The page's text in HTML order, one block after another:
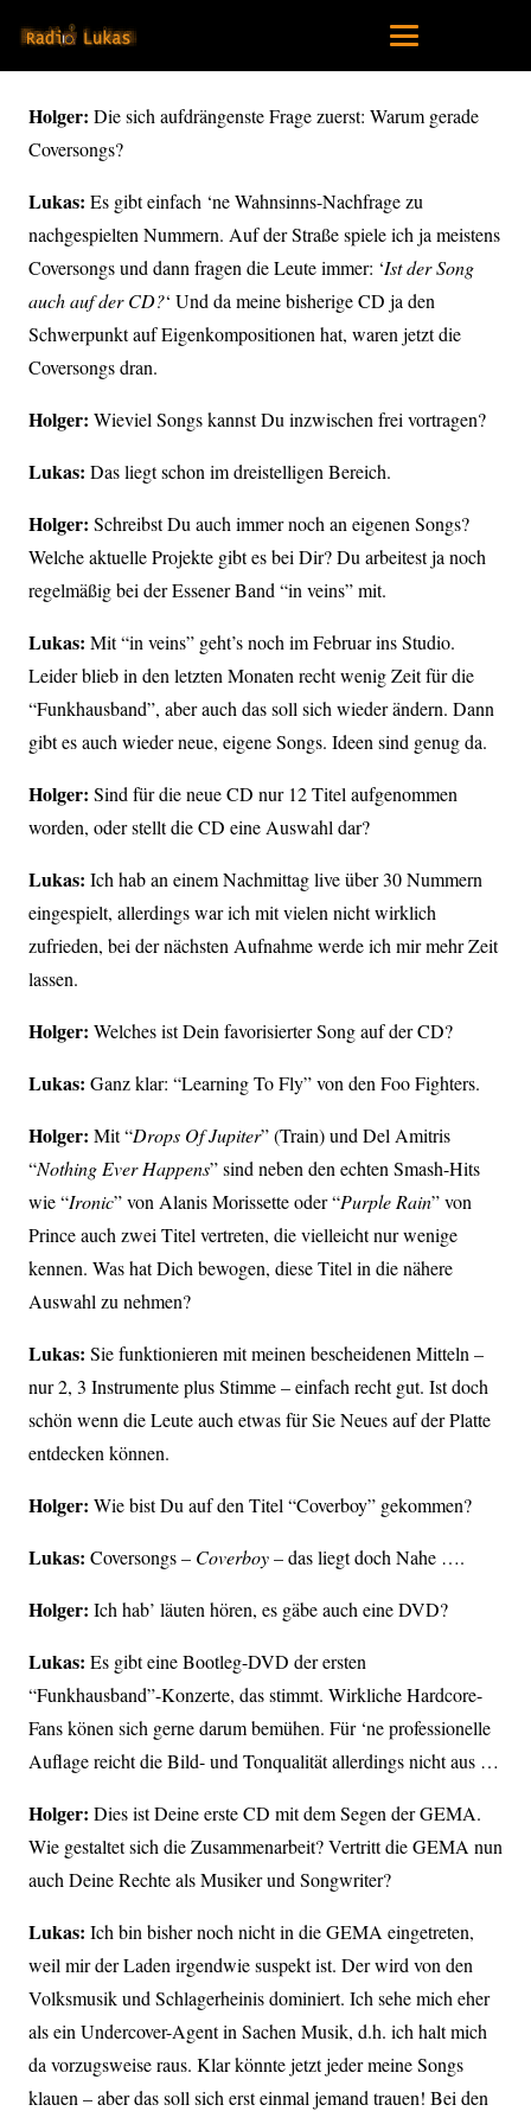
Holger: Die sich aufdrängenste Frage zuerst: Warum gerade
Coversongs?
Lukas: Es gibt einfach ‘ne Wahnsinns-Nachfrage zu
nachgespielten Nummern. Auf der Straße spiele ich ja meistens
Coversongs und dann fragen die Leute immer: ‘Ist der Song
auch auf der CD?‘ Und da meine bisherige CD ja den
Schwerpunkt auf Eigenkompositionen hat, waren jetzt die
Coversongs dran.
Holger: Wieviel Songs kannst Du inzwischen frei vortragen?
Lukas: Das liegt schon im dreistelligen Bereich.
Holger: Schreibst Du auch immer noch an eigenen Songs?
Welche aktuelle Projekte gibt es bei Dir? Du arbeitest ja noch
regelmäßig bei der Essener Band “in veins” mit.
Lukas: Mit “in veins” geht’s noch im Februar ins Studio.
Leider blieb in den letzten Monaten recht wenig Zeit für die
“Funkhausband”, aber auch das soll sich wieder ändern. Dann
gibt es auch wieder neue, eigene Songs. Ideen sind genug da.
Holger: Sind für die neue CD nur 12 Titel aufgenommen
worden, oder stellt die CD eine Auswahl dar?
Lukas: Ich hab an einem Nachmittag live über 30 Nummern
eingespielt, allerdings war ich mit vielen nicht wirklich
zufrieden, bei der nächsten Aufnahme werde ich mir mehr Zeit
lassen.
Holger: Welches ist Dein favorisierter Song auf der CD?
Lukas: Ganz klar: “Learning To Fly” von den Foo Fighters.
Holger: Mit “Drops Of Jupiter” (Train) und Del Amitris
“Nothing Ever Happens” sind neben den echten Smash-Hits
wie “Ironic” von Alanis Morissette oder “Purple Rain” von
Prince auch zwei Titel vertreten, die vielleicht nur wenige
kennen. Was hat Dich bewogen, diese Titel in die nähere
Auswahl zu nehmen?
Lukas: Sie funktionieren mit meinen bescheidenen Mitteln –
nur 2, 3 Instrumente plus Stimme – einfach recht gut. Ist doch
schön wenn die Leute auch etwas für Sie Neues auf der Platte
entdecken können.
Holger: Wie bist Du auf den Titel “Coverboy” gekommen?
Lukas: Coversongs – Coverboy– das liegt doch Nahe ….
Holger: Ich hab’ läuten hören, es gäbe auch eine DVD?
Lukas: Es gibt eine Bootleg-DVD der ersten
“Funkhausband”-Konzerte, das stimmt. Wirkliche Hardcore-
Fans könen sich gerne darum bemühen. Für ‘ne professionelle
Auflage reicht die Bild- und Tonqualität allerdings nicht aus …
Holger: Dies ist Deine erste CD mit dem Segen der GEMA.
Wie gestaltet sich die Zusammenarbeit? Vertritt die GEMA nun
auch Deine Rechte als Musiker und Songwriter?
Lukas: Ich bin bisher noch nicht in die GEMA eingetreten,
weil mir der Laden irgendwie suspekt ist. Der wird von den
Volksmusik und Schlagerheinis dominiert. Ich sehe mich eher
als ein Undercover-Agent in Sachen Musik, d.h. ich halt mich
da vorzugsweise raus. Klar könnte jetzt jeder meine Songs
klauen – aber das soll sich erst einmal jemand trauen! Bei den